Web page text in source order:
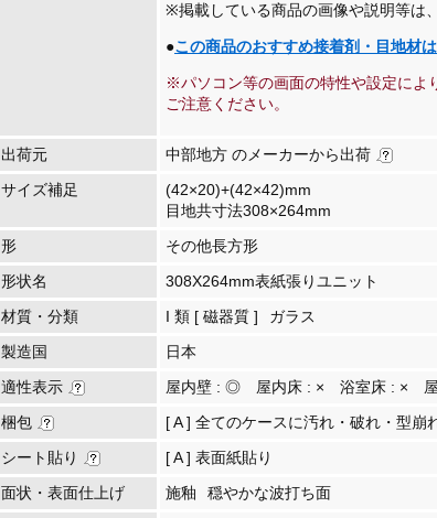
※掲載している商品の画像や説明等は
●この商品のおすすめ接着剤・目地材
※パソコン等の画面の特性や設定によ
ご注意ください。
出荷元
中部地方 のメーカーから出荷
サイズ補足
(42×20)+(42×42)mm
目地共寸法308×264mm
形
その他長方形
形状名
308X264mm表紙張りユニット
材質・分類
I 類 [ 磁器質 ]
ガラス
製造国
日本
適性表示
屋内壁 : ◎ 屋内床 : × 浴室床 : ×
梱包
[ A ] 全てのケースに汚れ・破れ・型崩
シート貼り
[ A ] 表面紙貼り
面状・表面仕上げ
施釉
穏やかな波打ち面